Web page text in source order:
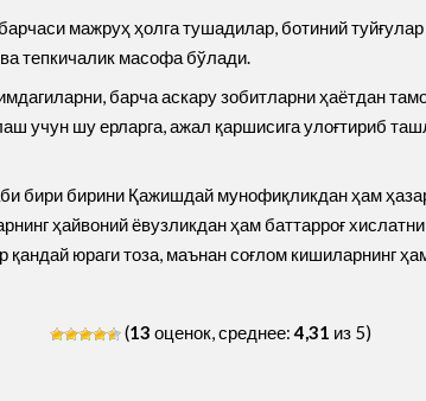
мажруҳ ҳолга тушадилар, ботиний туйғулар
тепкичалик масофа бўлади.
барча аскару зобитларни ҳаётдан
учун шу ерларга, ажал қаршисига улоғтириб
бири бирини Қажишдай мунофиқликдан ҳам
ҳайвоний ёвузликдан ҳам баттарроғ
юраги тоза, маънан соғлом кишиларнинг
(13 оценок, среднее:4,31 из 5)